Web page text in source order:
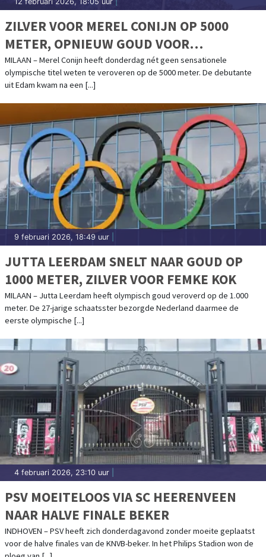
ZILVER VOOR MEREL CONIJN OP 5000
METER, OPNIEUW GOUD VOOR
LOLLOBRIGIDA
MILAAN – Merel Conijn heeft donderdag nét geen sensationele
olympische titel weten te veroveren op de 5000 meter. De debutante
uit Edam kwam na een [...]
9 februari 2026, 18:49 uur
JUTTA LEERDAM SNELT NAAR GOUD OP
1000 METER, ZILVER VOOR FEMKE KOK
MILAAN – Jutta Leerdam heeft olympisch goud veroverd op de 1.000
meter. De 27-jarige schaatsster bezorgde Nederland daarmee de
eerste olympische [...]
4 februari 2026, 23:10 uur
PSV MOEITELOOS VIA SC HEERENVEEN
NAAR HALVE FINALE BEKER
INDHOVEN – PSV heeft zich donderdagavond zonder moeite geplaatst
voor de halve finales van de KNVB-beker. In het Philips Stadion won de